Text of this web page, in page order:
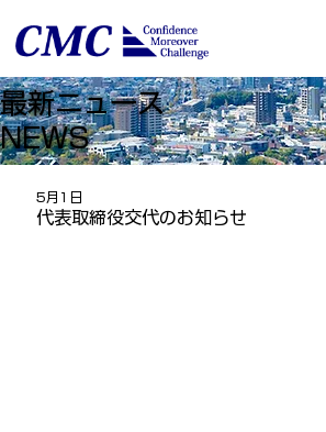
最新ニュース
​NEWS
代表取締役交代のお知らせ
5月1日